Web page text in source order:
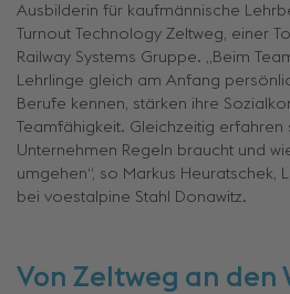
Ausbilderin für kaufmännische
Turnout Technology Zeltweg, einer
Railway Systems Gruppe. „Beim
Lehrlinge gleich am Anfang
Berufe kennen, stärken ihre
Teamfähigkeit. Gleichzeitig erfahren
Unternehmen Regeln braucht und
umgehen“, so Markus Heuratschek,
bei voestalpine Stahl Donawitz.
Von Zeltweg an den